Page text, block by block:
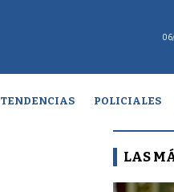
TENDENCIAS POLICIALES
LAS